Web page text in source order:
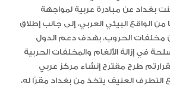
بغداد عن مبادرة عربية لمواجهة
من الواقع البيئي العربي، إلى جانب إطلاق
مخلفات الحروب، بهدف دعم الدول
طرح مقترح إنشاء مركز عربي
التطرف العنيف يتخذ من بغداد مقرًا له،